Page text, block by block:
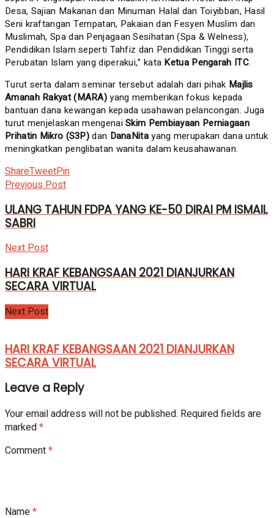
Desa, Sajian Makanan dan Minuman Halal dan Toiyibban, Hasil
Seni kraftangan Tempatan, Pakaian dan Fesyen Muslim dan
Muslimah, Spa dan Penjagaan Sesihatan (Spa & Welness),
Pendidikan Islam seperti Tahfiz dan Pendidikan Tinggi serta
Perubatan Islam yang diperakui,” kata Ketua Pengarah ITC.
Turut serta dalam seminar tersebut adalah dari pihak Majlis
Amanah Rakyat (MARA)yang memberikan fokus kepada
bantuan dana kewangan kepada usahawan pelancongan. Juga
turut menjelaskan mengenaiSkim Pembiayaan Perniagaan
Prihatin Mikro (S3P)dan DanaNitayang merupakan dana untuk
meningkatkan penglibatan wanita dalam keusahawanan.
ShareTweetPin
Previous Post
ULANG TAHUN FDPA YANG KE-50 DIRAI PM ISMAIL
SABRI
Next Post
HARI KRAF KEBANGSAAN 2021 DIANJURKAN
SECARA VIRTUAL
Next Post
HARI KRAF KEBANGSAAN 2021 DIANJURKAN
SECARA VIRTUAL
Leave a Reply
Your email address will not be published. Required fields are
marked*
Comment*
Name*